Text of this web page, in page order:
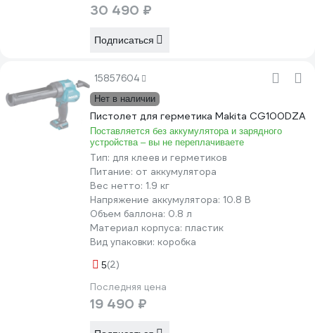
30 490 ₽
Подписаться
15857604
Нет в наличии
Пистолет для герметика Makita CG100DZA
Поставляется без аккумулятора и зарядного
устройства – вы не переплачиваете
Тип: для клеев и герметиков
Питание: от аккумулятора
Вес нетто: 1.9 кг
Напряжение аккумулятора: 10.8 В
Объем баллона: 0.8 л
Материал корпуса: пластик
Вид упаковки: коробка
5(2)
Последняя цена
19 490 ₽